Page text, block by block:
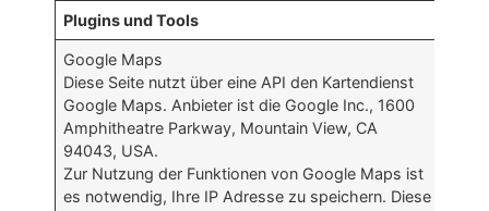
Plugins und Tools
Google Maps
Diese Seite nutzt über eine API den Kartendienst
Google Maps. Anbieter ist die Google Inc., 1600
Amphitheatre Parkway, Mountain View, CA
94043, USA.
Zur Nutzung der Funktionen von Google Maps ist
es notwendig, Ihre IP Adresse zu speichern. Diese